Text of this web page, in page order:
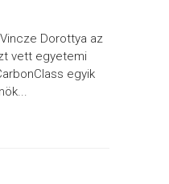
Dorottya az
vett egyetemi
egyik